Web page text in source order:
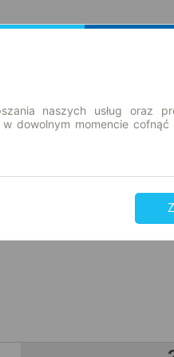
naszych usług oraz
dowolnym momencie cofnąć